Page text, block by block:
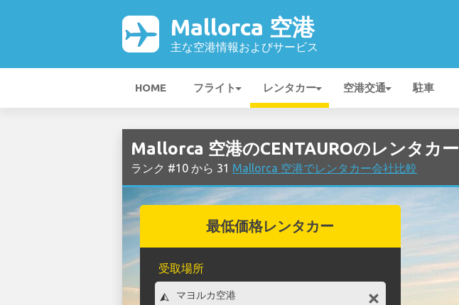
Mallorca 空港
主な空港情報およびサービス
HOME フライト レンタカー 空港交通 駐車
Mallorca 空港のCENTAUROのレンタカー
ランク #10 から 31 Mallorca 空港でレンタカー会社比較
最低価格レンタカー
受取場所